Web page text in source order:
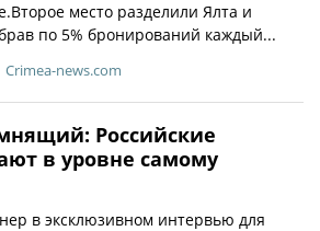
место разделили Ялта и
по 5% бронирований каждый...
Crimea-news.com
Российские
в уровне самому
в эксклюзивном интервью для